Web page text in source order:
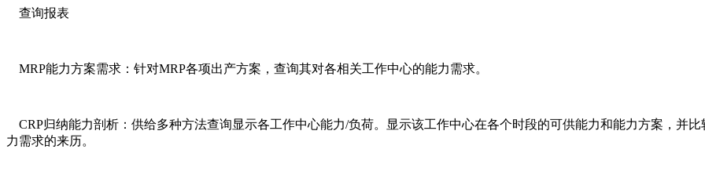
查询报表
MRP能力方案需求：针对MRP各项出产方案，查询其对各相关工作中心的能力需求。
CRP归纳能力剖析：供给多种方法查询显示各工作中心能力/负荷。显示该工作中心在各个时段的可供能力和能力方案，并比
力需求的来历。